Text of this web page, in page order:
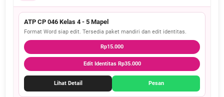
ATP CP 046 Kelas 4 - 5 Mapel
Format Word siap edit. Tersedia paket mandiri dan edit identitas.
Rp15.000
Edit Identitas Rp35.000
Lihat Detail Pesan